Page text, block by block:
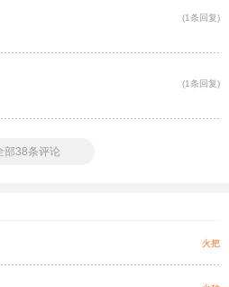
(1条回复)
(1条回复)
部38条评论
火把